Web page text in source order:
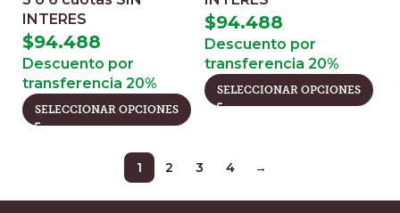
INTERES
$94.488
Descuento por
transferencia 20%
SELECCIONAR OPCIONES
$94.488
Descuento por
transferencia 20%
SELECCIONAR OPCIONES
1 2 3 4 →